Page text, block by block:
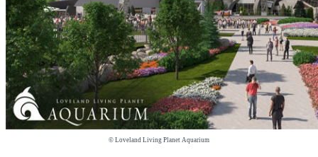
© Loveland Living Planet Aquarium